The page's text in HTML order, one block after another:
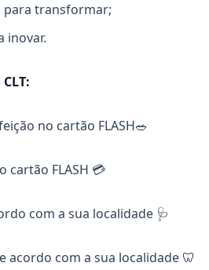
para transformar;
inovar.
no cartão FLASH🥗
cartão FLASH 💳
com a sua localidade 🩺
acordo com a sua localidade 🦷